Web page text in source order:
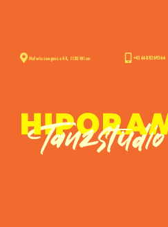
Hofwiesengasse 44, 1130 Wien +43 668 826936-6